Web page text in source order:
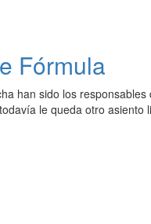
Fórmula
han sido los responsables
le queda otro asiento